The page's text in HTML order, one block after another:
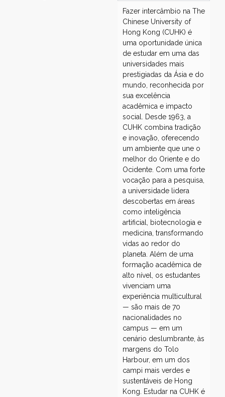
Fazer intercâmbio na The
Chinese University of
Hong Kong (CUHK) é
uma oportunidade única
de estudar em uma das
universidades mais
prestigiadas da Ásia e do
mundo, reconhecida por
sua excelência
acadêmica e impacto
social. Desde 1963, a
CUHK combina tradição
e inovação, oferecendo
um ambiente que une o
melhor do Oriente e do
Ocidente. Com uma forte
vocação para a pesquisa,
a universidade lidera
descobertas em áreas
como inteligência
artificial, biotecnologia e
medicina, transformando
vidas ao redor do
planeta. Além de uma
formação acadêmica de
alto nível, os estudantes
vivenciam uma
experiência multicultural
— são mais de 70
nacionalidades no
campus — em um
cenário deslumbrante, às
margens do Tolo
Harbour, em um dos
campi mais verdes e
sustentáveis de Hong
Kong. Estudar na CUHK é